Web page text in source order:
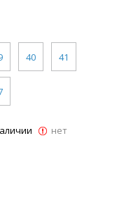
40 41
нет